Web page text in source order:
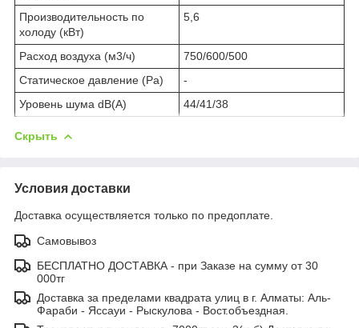
Производительность по
холоду (кВт)
5,6
Расход воздуха (м3/ч)
750/600/500
Статическое давление (Pa)
-
Уровень шума dB(A)
44/41/38
Скрыть
Условия доставки
Доставка осуществляется только по предоплате.
Самовывоз
БЕСПЛАТНО ДОСТАВКА - при Заказе на сумму от 30
000тг
Доставка за пределами квадрата улиц в г. Алматы: Аль-
Фараби - Яссауи - Рыскулова - Вост.объездная.